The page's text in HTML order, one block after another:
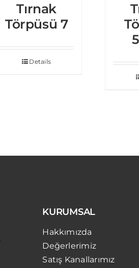
Tırnak
Törpüsü 7
Details
KURUMSAL
Hakkımızda
Değerlerimiz
Satış Kanallarımız